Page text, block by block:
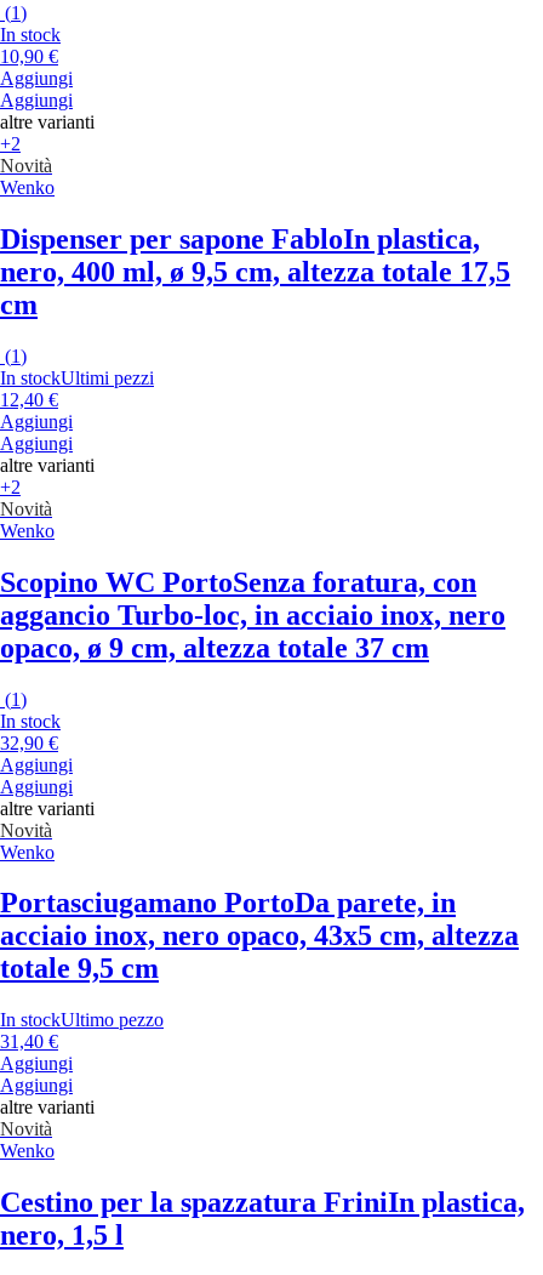
(1)
In stock
10,90 €
Aggiungi
Aggiungi
altre varianti
+2
Novità
Wenko
Dispenser per sapone FabloIn plastica,
nero, 400 ml, ø 9,5 cm, altezza totale 17,5
cm
(1)
In stockUltimi pezzi
12,40 €
Aggiungi
Aggiungi
altre varianti
+2
Novità
Wenko
Scopino WC PortoSenza foratura, con
aggancio Turbo-loc, in acciaio inox, nero
opaco, ø 9 cm, altezza totale 37 cm
(1)
In stock
32,90 €
Aggiungi
Aggiungi
altre varianti
Novità
Wenko
Portasciugamano PortoDa parete, in
acciaio inox, nero opaco, 43x5 cm, altezza
totale 9,5 cm
In stockUltimo pezzo
31,40 €
Aggiungi
Aggiungi
altre varianti
Novità
Wenko
Cestino per la spazzatura FriniIn plastica,
nero, 1,5 l